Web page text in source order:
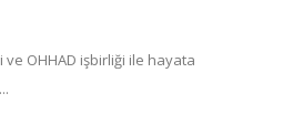
OHHAD işbirliği ile hayata